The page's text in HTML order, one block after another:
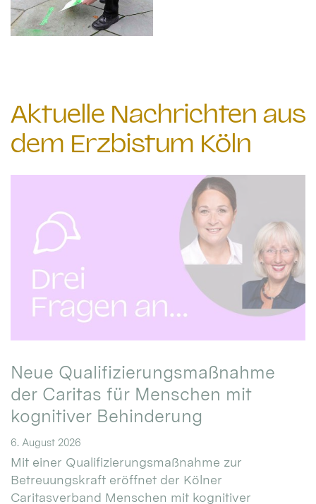
Aktuelle Nachrichten aus
dem Erzbistum Köln
Neue Qualifizierungsmaßnahme
der Caritas für Menschen mit
kognitiver Behinderung
6. August 2026
Mit einer Qualifizierungsmaßnahme zur
Betreuungskraft eröffnet der Kölner
Caritasverband Menschen mit kognitiver